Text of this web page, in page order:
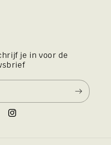
je in voor de
Instagram